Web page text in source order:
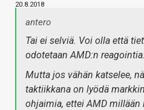
20.8.2018
antero
Tai ei selviä. Voi olla että
odotetaan AMD:n reagointia.
Mutta jos vähän katselee,
taktiikkana on lyödä
ohjaimia, ettei AMD millään